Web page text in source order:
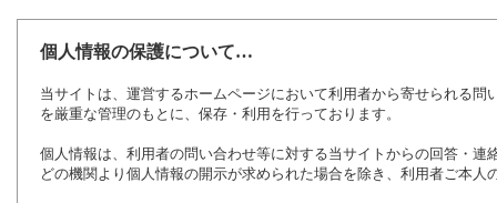
個人情報の保護について…
当サイトは、運営するホームページにおいて利用者から寄せられる
を厳重な管理のもとに、保存・利用を行っております。
個人情報は、利用者の問い合わせ等に対する当サイトからの回答・
どの機関より個人情報の開示が求められた場合を除き、利用者ご本